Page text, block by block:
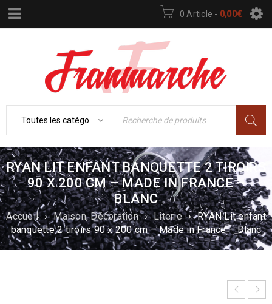
0 Article - 0,00€
RYAN LIT ENFANT BANQUETTE 2 TIROIRS
90 X 200 CM – MADE IN FRANCE –
BLANC
Accueil › Maison, Décoration › Literie › RYAN Lit enfant
banquette 2 tiroirs 90 x 200 cm – Made in France – Blanc